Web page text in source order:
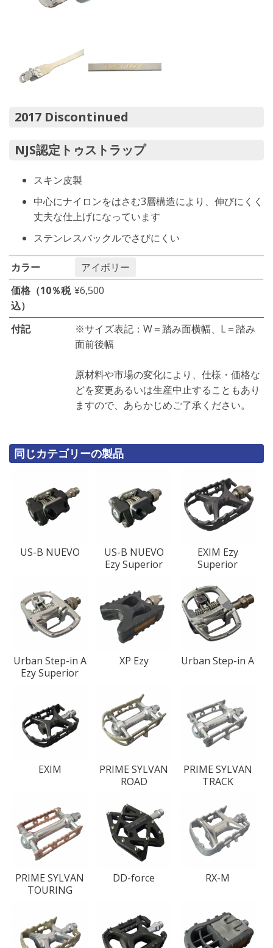
2017 Discontinued
NJS認定トゥストラップ
スキン皮製
中心にナイロンをはさむ3層構造により、伸びにくく
丈夫な仕上げになっています
ステンレスバックルでさびにくい
カラー
アイボリー
価格（10％税
込）
¥6,500
付記
※サイズ表記：W＝踏み面横幅、L＝踏み
面前後幅
原材料や市場の変化により、仕様・価格な
どを変更あるいは生産中止することもあり
ますので、あらかじめご了承ください。
同じカテゴリーの製品
US-B NUEVO
US-B NUEVO
Ezy Superior
EXIM Ezy
Superior
Urban Step-in A
Ezy Superior
XP Ezy Urban Step-in A
EXIM
PRIME SYLVAN
ROAD
PRIME SYLVAN
TRACK
PRIME SYLVAN
TOURING
DD-force RX-M